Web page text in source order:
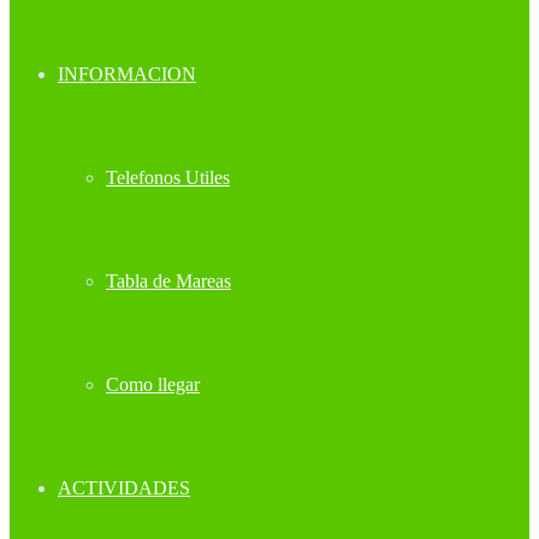
INFORMACION
Telefonos Utiles
Tabla de Mareas
Como llegar
ACTIVIDADES